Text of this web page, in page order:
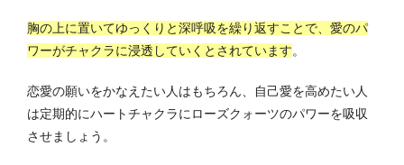
胸の上に置いてゆっくりと深呼吸を繰り返すことで、愛のパ
ワーがチャクラに浸透していくとされています。
恋愛の願いをかなえたい人はもちろん、自己愛を高めたい人
は定期的にハートチャクラにローズクォーツのパワーを吸収
させましょう。